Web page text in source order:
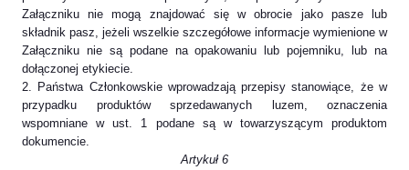
Załączniku nie mogą znajdować się w obrocie jako pasze lub
składnik pasz, jeżeli wszelkie szczegółowe informacje wymienione w
Załączniku nie są podane na opakowaniu lub pojemniku, lub na
dołączonej etykiecie.
2. Państwa Członkowskie wprowadzają przepisy stanowiące, że w
przypadku produktów sprzedawanych luzem, oznaczenia
wspomniane w ust. 1 podane są w towarzyszącym produktom
dokumencie.
Artykuł 6